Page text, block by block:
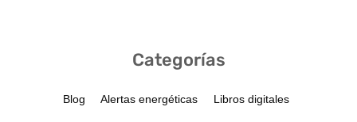
Categorías
Blog Alertas energéticas Libros digitales